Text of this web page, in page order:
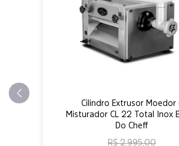
Cilindro Extrusor Moedor
Misturador CL 22 Total Inox
Do Cheff
R$ 2.995,00